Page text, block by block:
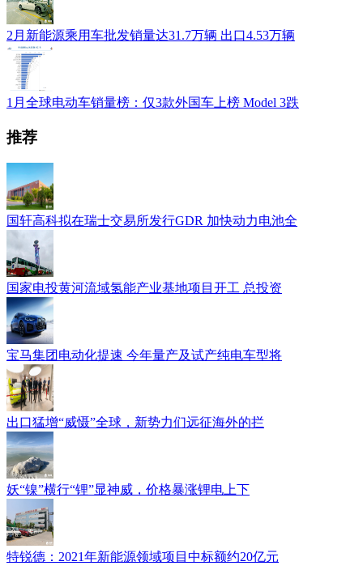
2月新能源乘用车批发销量达31.7万辆 出口4.53万辆
1月全球电动车销量榜：仅3款外国车上榜 Model 3跌
推荐
国轩高科拟在瑞士交易所发行GDR 加快动力电池全
国家电投黄河流域氢能产业基地项目开工 总投资
宝马集团电动化提速 今年量产及试产纯电车型将
出口猛增“威慑”全球，新势力们远征海外的拦
妖“镍”横行“锂”显神威，价格暴涨锂电上下
特锐德：2021年新能源领域项目中标额约20亿元